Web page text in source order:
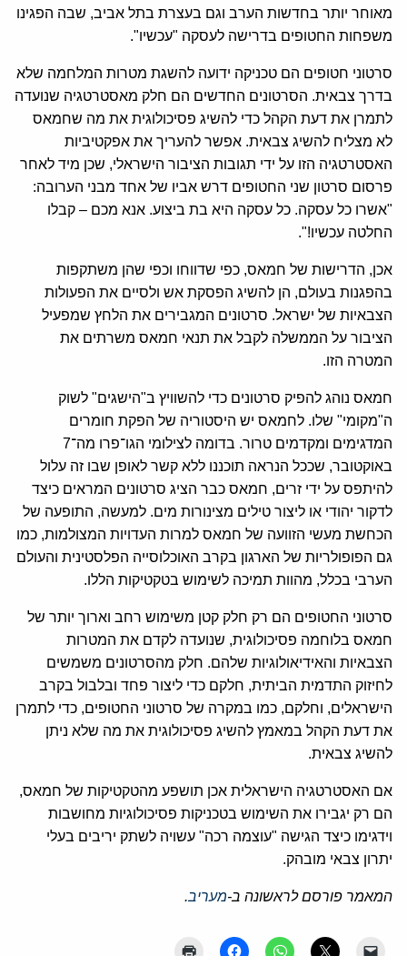
מאוחר יותר בחדשות הערב וגם בעצרת בתל אביב, שבה הפגינו
משפחות החטופים בדרישה לעסקה "עכשיו".
סרטוני חטופים הם טכניקה ידועה להשגת מטרות המלחמה שלא
בדרך צבאית. הסרטונים החדשים הם חלק מאסטרטגיה שנועדה
לתמרן את דעת הקהל כדי להשיג פסיכולוגית את מה שחמאס
לא מצליח להשיג צבאית. אפשר להעריך את אפקטיביות
האסטרטגיה הזו על ידי תגובות הציבור הישראלי, שכן מיד לאחר
פרסום סרטון שני החטופים דרש אביו של אחד מבני הערובה:
"אשרו כל עסקה. כל עסקה היא בת ביצוע. אנא מכם – קבלו
החלטה עכשיו!".
אכן, הדרישות של חמאס, כפי שדווחו וכפי שהן משתקפות
בהפגנות בעולם, הן להשיג הפסקת אש ולסיים את הפעולות
הצבאיות של ישראל. סרטונים המגבירים את הלחץ שמפעיל
הציבור על הממשלה לקבל את תנאי חמאס משרתים את
המטרה הזו.
חמאס נוהג להפיק סרטונים כדי להשוויץ ב"הישגים" לשוק
ה"מקומי" שלו. לחמאס יש היסטוריה של הפקת חומרים
המדגימים ומקדמים טרור. בדומה לצילומי הגו־פרו מה־7
באוקטובר, שככל הנראה תוכננו ללא קשר לאופן שבו זה עלול
להיתפס על ידי זרים, חמאס כבר הציג סרטונים המראים כיצד
לדקור יהודי או ליצור טילים מצינורות מים. למעשה, התופעה של
הכחשת מעשי הזוועה של חמאס למרות העדויות המצולמות, כמו
גם הפופולריות של הארגון בקרב האוכלוסייה הפלסטינית והעולם
הערבי בכלל, מהוות תמיכה לשימוש בטקטיקות הללו.
סרטוני החטופים הם רק חלק קטן משימוש רחב וארוך יותר של
חמאס בלוחמה פסיכולוגית, שנועדה לקדם את המטרות
הצבאיות והאידיאולוגיות שלהם. חלק מהסרטונים משמשים
לחיזוק התדמית הביתית, חלקם כדי ליצור פחד ובלבול בקרב
הישראלים, וחלקם, כמו במקרה של סרטוני החטופים, כדי לתמרן
את דעת הקהל במאמץ להשיג פסיכולוגית את מה שלא ניתן
להשיג צבאית.
אם האסטרטגיה הישראלית אכן תושפע מהטקטיקות של חמאס,
הם רק יגבירו את השימוש בטכניקות פסיכולוגיות מחושבות
וידגימו כיצד הגישה "עוצמה רכה" עשויה לשתק יריבים בעלי
יתרון צבאי מובהק.
המאמר פורסם לראשונה ב-מעריב.